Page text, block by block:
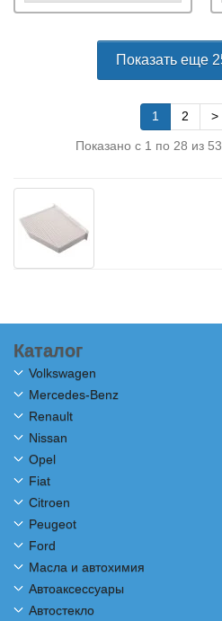
Показать еще
1 2 >
Показано с 1 по 28 из
Каталог
Volkswagen
Mercedes-Benz
Renault
Nissan
Opel
Fiat
Citroen
Peugeot
Ford
Масла и автохимия
Автоаксессуары
Автостекло